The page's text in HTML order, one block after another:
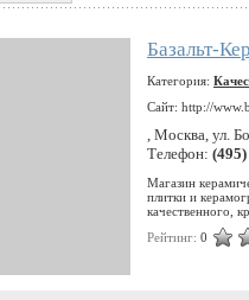
Базальт-
Категория:
Сайт: http://
, Москва, ул.
Телефон:
Магазин
плитки и
качественного,
Рейтинг: 0